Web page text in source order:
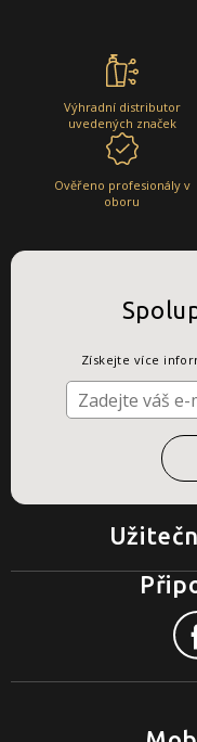
Výhradní distributor
uvedených značek
Ověřeno profesionály v
oboru
Získejte více